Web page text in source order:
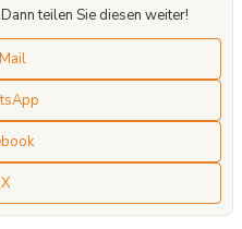
am Main, Deutschland;
S.A. German Branch ist registriert bei
(BaFin) und unterliegt
der polnischen
teilen Sie diesen weiter!
X